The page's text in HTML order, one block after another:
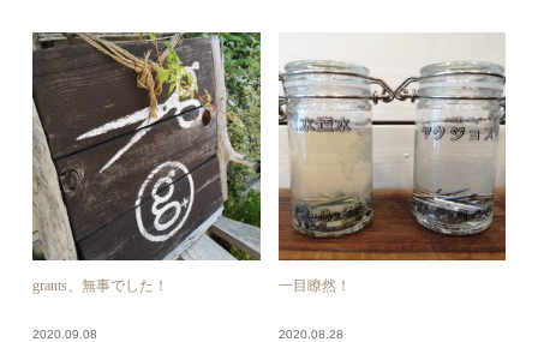
grants、無事でした！
2020.09.08
一目瞭然！
2020.08.28